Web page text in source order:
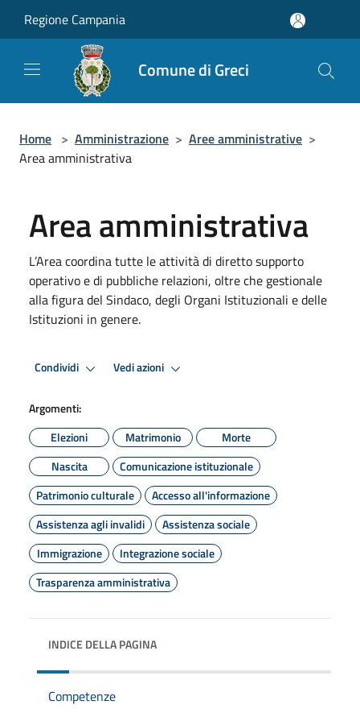
Regione Campania
Comune di Greci
Home > Amministrazione > Aree amministrative >
Area amministrativa
Area amministrativa
L’Area coordina tutte le attività di diretto supporto
operativo e di pubbliche relazioni, oltre che gestionale
alla figura del Sindaco, degli Organi Istituzionali e delle
Istituzioni in genere.
Condividi Vedi azioni
Argomenti:
Elezioni
Matrimonio
Morte
Nascita
Comunicazione istituzionale
Patrimonio culturale
Accesso all'informazione
Assistenza agli invalidi
Assistenza sociale
Immigrazione
Integrazione sociale
Trasparenza amministrativa
INDICE DELLA PAGINA
Competenze